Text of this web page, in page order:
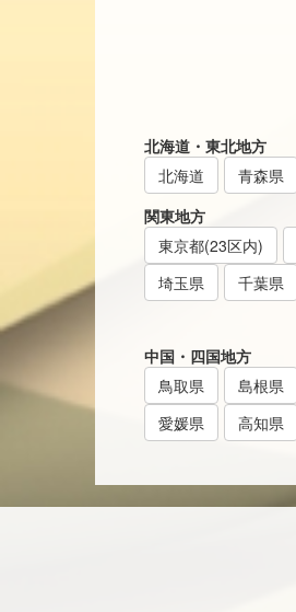
北海道・東北地方
北海道
青森県
関東地方
東京都(23区内)
埼玉県
千葉県
中国・四国地方
鳥取県
島根県
愛媛県
高知県